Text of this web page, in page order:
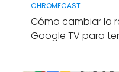
CHROMECAST
Cómo cambiar la
Google TV para